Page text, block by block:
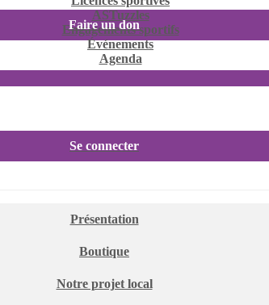
ASTuzzles
Engagements sportifs
Événements
Agenda
Faire un don
Se connecter
Présentation
Boutique
Notre projet local